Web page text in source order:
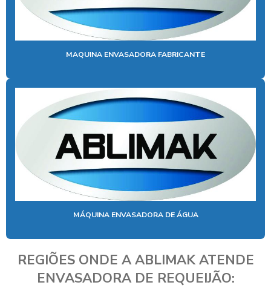
MAQUINA ENVASADORA FABRICANTE
MÁQUINA ENVASADORA DE ÁGUA
REGIÕES ONDE A ABLIMAK ATENDE
ENVASADORA DE REQUEIJÃO: